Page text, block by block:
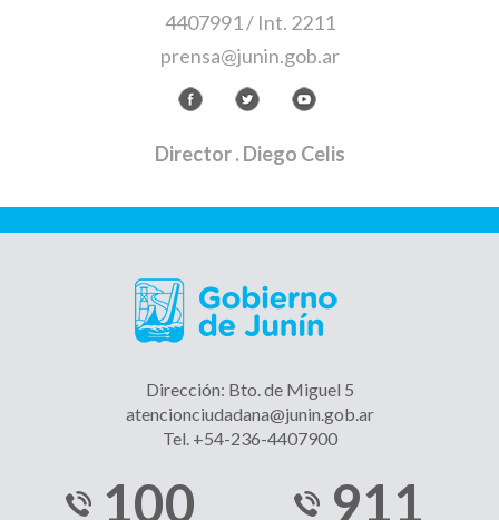
4407991 / Int. 2211
prensa@junin.gob.ar
Director. Diego Celis
Dirección: Bto. de Miguel 5
atencionciudadana@junin.gob.ar
Tel. +54-236-4407900
100 911